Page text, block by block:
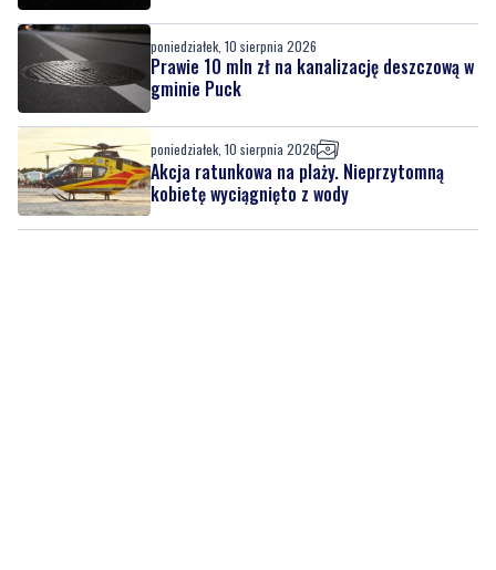
poniedziałek, 10 sierpnia 2026
Prawie 10 mln zł na kanalizację deszczową w
gminie Puck
poniedziałek, 10 sierpnia 2026
Akcja ratunkowa na plaży. Nieprzytomną
kobietę wyciągnięto z wody